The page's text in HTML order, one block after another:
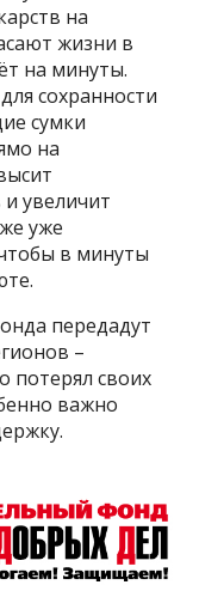
на
жизни в
на минуты.
сохранности
сумки
на
увеличит
уже
в минуты
передадут
–
потерял своих
важно